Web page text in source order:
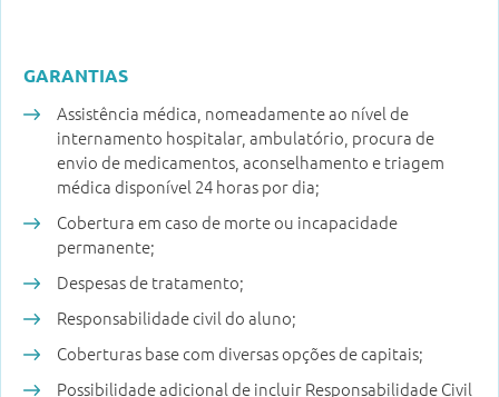
GARANTIAS
Assistência médica, nomeadamente ao nível de
internamento hospitalar, ambulatório, procura de
envio de medicamentos, aconselhamento e triagem
médica disponível 24 horas por dia;
Cobertura em caso de morte ou incapacidade
permanente;
Despesas de tratamento;
Responsabilidade civil do aluno;
Coberturas base com diversas opções de capitais;
Possibilidade adicional de incluir Responsabilidade Civil